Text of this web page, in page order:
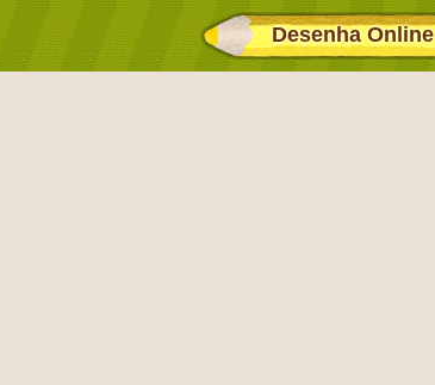
Desenha Online